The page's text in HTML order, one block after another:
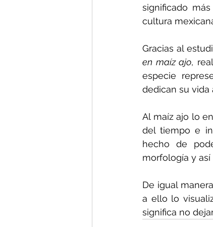
significado
cultura
Gracias al
en maíz ajo,
especie
dedican su vida
Al maíz ajo lo
del tiempo e
hecho de
morfología y
De igual
a ello lo
significa no